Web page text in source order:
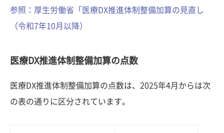
参照：厚生労働省「医療DX推進体制整備加算の見直し
（令和7年10月以降）
医療DX推進体制整備加算の点数
医療DX推進体制整備加算の点数は、2025年4月からは次
の表の通りに区分されています。